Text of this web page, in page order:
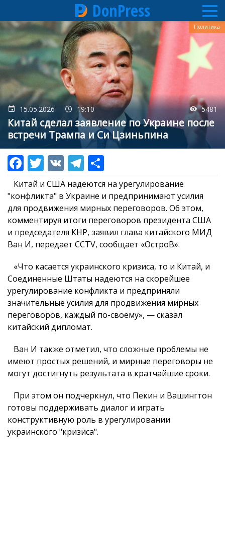
Перейти
основному
содержанию
DonPress
15.05.2026 19:10 5481
Китай сделал заявление по Украине после
встречи Трампа и Си Цзиньпина
Политика
Китай и США надеются на урегулирование
"конфликта" в Украине и предпринимают усилия
для продвижения мирных переговоров. Об этом,
комментируя итоги переговоров президента США
и председателя КНР, заявил глава китайского МИД
Ван И, передает CCTV, сообщает «ОстроВ».
«Что касается украинского кризиса, то и Китай, и
Соединенные Штаты надеются на скорейшее
урегулирование конфликта и предприняли
значительные усилия для продвижения мирных
переговоров, каждый по-своему», — сказал
китайский дипломат.
Ван И также отметил, что сложные проблемы не
имеют простых решений, и мирные переговоры не
могут достигнуть результата в кратчайшие сроки.
При этом он подчеркнул, что Пекин и Вашингтон
готовы поддерживать диалог и играть
конструктивную роль в урегулировании
украинского "кризиса".